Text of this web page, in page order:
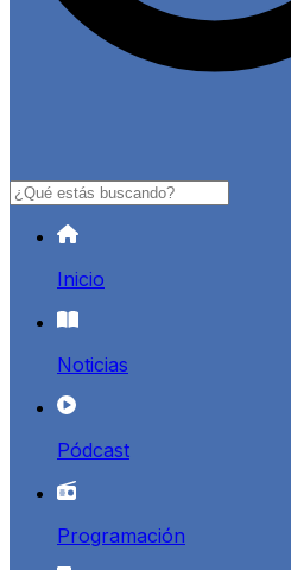
Inicio
Noticias
Pódcast
Programación